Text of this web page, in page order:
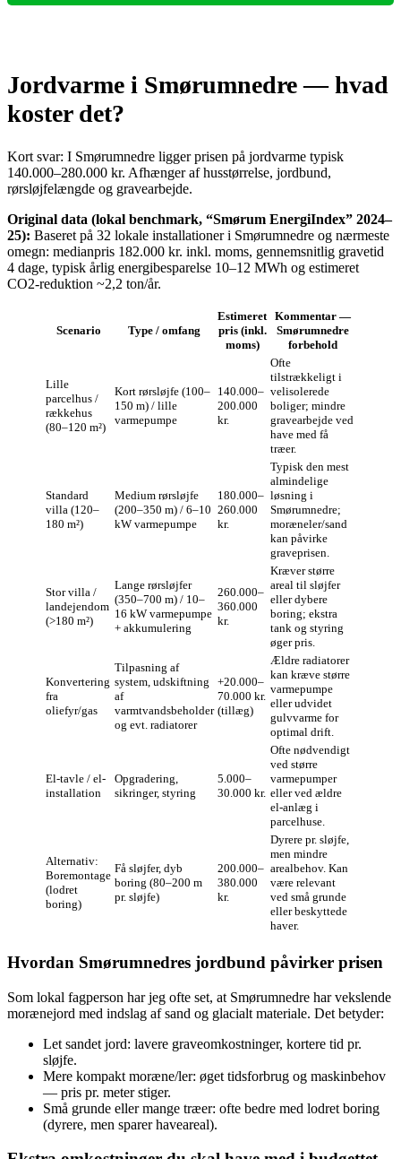
Jordvarme i Smørumnedre — hvad
koster det?
Kort svar: I Smørumnedre ligger prisen på jordvarme typisk
140.000–280.000 kr. Afhænger af husstørrelse, jordbund,
rørsløjfelængde og gravearbejde.
Original data (lokal benchmark, “Smørum EnergiIndex” 2024–
25): Baseret på 32 lokale installationer i Smørumnedre og nærmeste
omegn: medianpris 182.000 kr. inkl. moms, gennemsnitlig gravetid
4 dage, typisk årlig energibesparelse 10–12 MWh og estimeret
CO2-reduktion ~2,2 ton/år.
Scenario Type / omfang
Estimeret
pris (inkl.
moms)
Kommentar —
Smørumnedre
forbehold
Lille
parcelhus /
rækkehus
(80–120 m²)
Kort rørsløjfe (100–
150 m) / lille
varmepumpe
140.000–
200.000
kr.
Ofte
tilstrækkeligt i
velisolerede
boliger; mindre
gravearbejde ved
have med få
træer.
Standard
villa (120–
180 m²)
Medium rørsløjfe
(200–350 m) / 6–10
kW varmepumpe
180.000–
260.000
kr.
Typisk den mest
almindelige
løsning i
Smørumnedre;
moræneler/sand
kan påvirke
graveprisen.
Stor villa /
landejendom
(>180 m²)
Lange rørsløjfer
(350–700 m) / 10–
16 kW varmepumpe
+ akkumulering
260.000–
360.000
kr.
Kræver større
areal til sløjfer
eller dybere
boring; ekstra
tank og styring
øger pris.
Konvertering
fra
oliefyr/gas
Tilpasning af
system, udskiftning
af
varmtvandsbeholder
og evt. radiatorer
+20.000–
70.000 kr.
(tillæg)
Ældre radiatorer
kan kræve større
varmepumpe
eller udvidet
gulvvarme for
optimal drift.
El‑tavle / el-
installation
Opgradering,
sikringer, styring
5.000–
30.000 kr.
Ofte nødvendigt
ved større
varmepumper
eller ved ældre
el‑anlæg i
parcelhuse.
Alternativ:
Boremontage
(lodret
boring)
Få sløjfer, dyb
boring (80–200 m
pr. sløjfe)
200.000–
380.000
kr.
Dyrere pr. sløjfe,
men mindre
arealbehov. Kan
være relevant
ved små grunde
eller beskyttede
haver.
Hvordan Smørumnedres jordbund påvirker prisen
Som lokal fagperson har jeg ofte set, at Smørumnedre har vekslende
morænejord med indslag af sand og glacialt materiale. Det betyder:
Let sandet jord: lavere graveomkostninger, kortere tid pr.
sløjfe.
Mere kompakt moræne/ler: øget tidsforbrug og maskinbehov
— pris pr. meter stiger.
Små grunde eller mange træer: ofte bedre med lodret boring
(dyrere, men sparer haveareal).